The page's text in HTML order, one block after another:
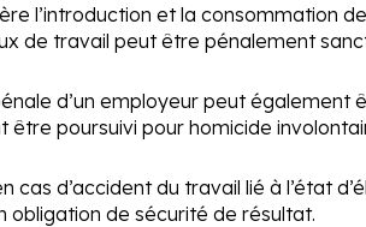
l’introduction et la consommation
de travail peut être pénalement
d’un employeur peut également
être poursuivi pour homicide
cas d’accident du travail lié à l’état
obligation de sécurité de résultat.